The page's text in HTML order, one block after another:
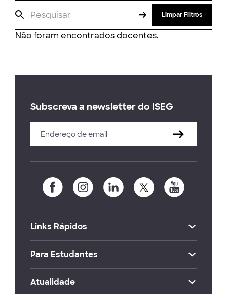
Limpar Filtros
Não foram encontrados docentes.
Subscreva a newsletter do ISEG
Links Rápidos
Para Estudantes
Atualidade